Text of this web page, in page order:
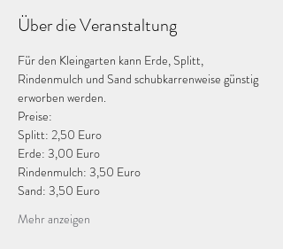
Über die Veranstaltung
Für den Kleingarten kann Erde, Splitt,
Rindenmulch und Sand schubkarrenweise günstig
erworben werden.
Preise:
Splitt: 2,50 Euro
Erde: 3,00 Euro
Rindenmulch: 3,50 Euro
Sand: 3,50 Euro
Mehr anzeigen